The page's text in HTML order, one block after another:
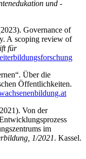
und -
Governance of
A scoping review of
für
Über die
Öffentlichkeiten.
Von der
im
1/2021. Kassel.